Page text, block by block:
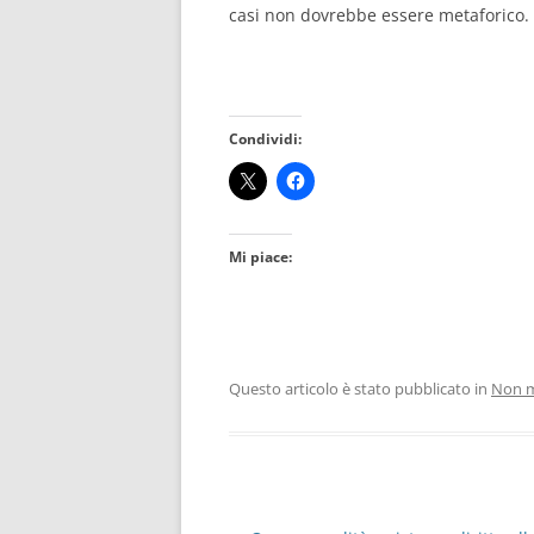
casi non dovrebbe essere metaforico.
Condividi:
Mi piace:
Questo articolo è stato pubblicato in Non